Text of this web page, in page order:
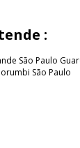
:
São Paulo
São Paulo